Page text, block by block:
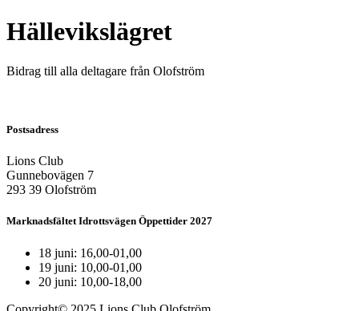
Hällevikslägret
Bidrag till alla deltagare från Olofström
Postsadress
Lions Club
Gunnebovägen 7
293 39 Olofström
Marknadsfältet Idrottsvägen Öppettider 2027
18 juni: 16,00-01,00
19 juni: 10,00-01,00
20 juni: 10,00-18,00